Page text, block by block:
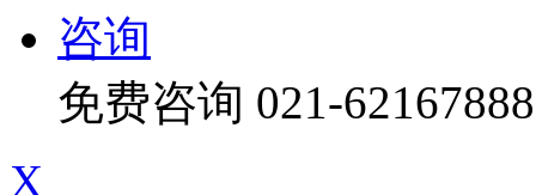
咨询
免费咨询 021-62167888
X